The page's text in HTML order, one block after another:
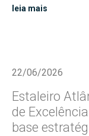
leia mais
22/06/2026
Estaleiro
de
base